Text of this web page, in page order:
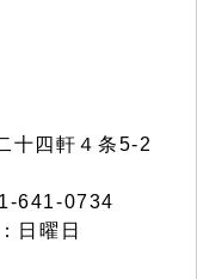
十四軒４条5-2
641-0734
日曜日